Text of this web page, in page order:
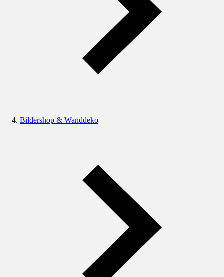
Bildershop & Wanddeko